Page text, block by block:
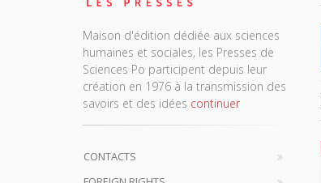
Maison d'édition dédiée aux sciences
humaines et sociales, les Presses de
Sciences Po participent depuis leur
création en 1976 à la transmission des
savoirs et des idées continuer
CONTACTS